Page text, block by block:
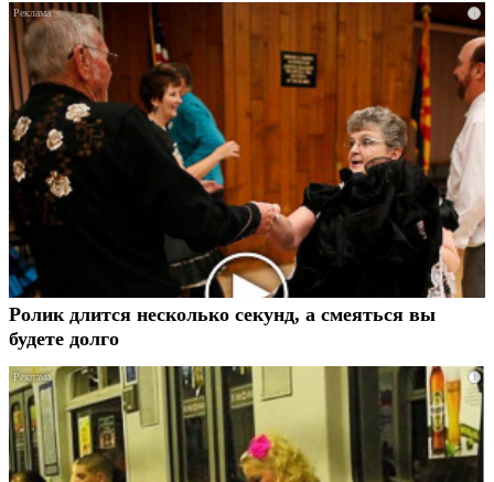
i
Ролик длится несколько секунд, а смеяться вы
будете долго
i